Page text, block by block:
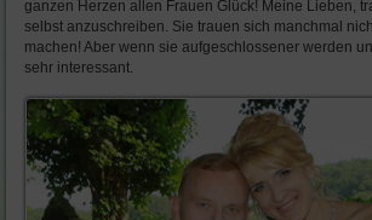
ganzen Herzen allen Frauen Glück! Meine Lieben,
selbst anzuschreiben. Sie trauen sich manchmal
machen! Aber wenn sie aufgeschlossener werden
sehr interessant.